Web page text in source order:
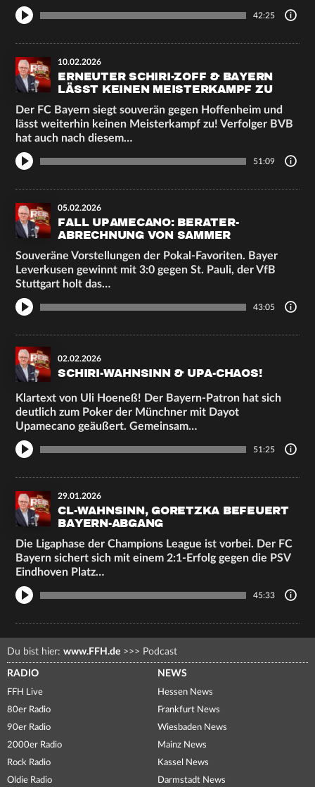
42:25
10.02.2026
ERNEUTER SCHIRI-ZOFF & BAYERN
LÄSST KEINEN MEISTERKAMPF ZU
Der FC Bayern siegt souverän gegen Hoffenheim und
lässt weiterhin keinen Meisterkampf zu! Verfolger BVB
hat auch nach diesem…
51:09
05.02.2026
FALL UPAMECANO: BERATER-
ABRECHNUNG VON SAMMER
Souveräne Vorstellungen der Pokal-Favoriten. Bayer
Leverkusen gewinnt mit 3:0 gegen St. Pauli, der VfB
Stuttgart holt das…
43:05
02.02.2026
SCHIRI-WAHNSINN & UPA-CHAOS!
Klartext von Uli Hoeneß! Der Bayern-Patron hat sich
deutlich zum Poker der Münchner mit Dayot
Upamecano geäußert. Gemeinsam…
51:25
29.01.2026
CL-WAHNSINN, GORETZKA BEFEUERT
BAYERN-ABGANG
Die Ligaphase der Champions League ist vorbei. Der FC
Bayern sichert sich mit einem 2:1-Erfolg gegen die PSV
Eindhoven Platz…
45:33
Du bist hier: www.FFH.de >>> Podcast
RADIO
FFH Live
80er Radio
90er Radio
2000er Radio
Rock Radio
Oldie Radio
NEWS
Hessen News
Frankfurt News
Wiesbaden News
Mainz News
Kassel News
Darmstadt News